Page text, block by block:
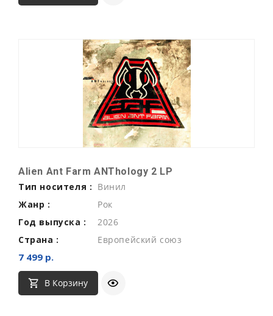
Alien Ant Farm ANThology 2 LP
Тип носителя : Винил
Жанр :
Рок
Год выпуска :
2026
Страна :
Европейский союз
7 499 р.
В Корзину